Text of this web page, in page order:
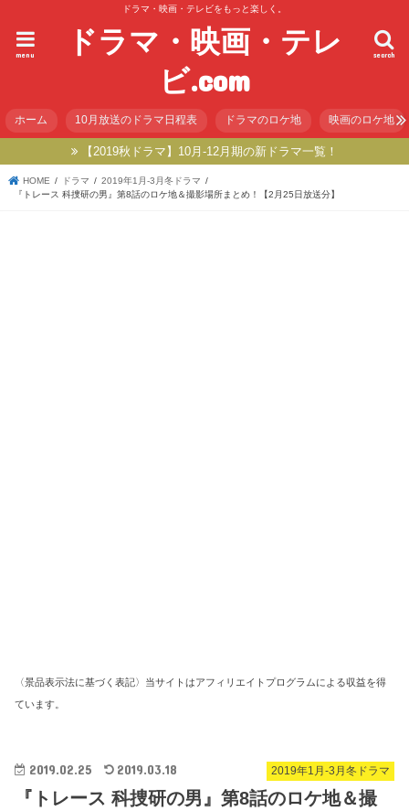
ドラマ・映画・テレビをもっと楽しく。
ドラマ・映画・テレ
ビ.com
search
menu
ホーム 10月放送のドラマ日程表 ドラマのロケ地 映画のロケ地
【2019秋ドラマ】10月-12月期の新ドラマ一覧！
HOME ドラマ
2019年1月-3月冬ドラマ
『トレース 科捜研の男』第8話のロケ地＆撮影場所まとめ！【2月25日放送分】
〈景品表示法に基づく表記〉当サイトはアフィリエイトプログラムによる収益を得
ています。
2019年1月-3月冬ドラマ
2019.02.25 2019.03.18
『トレース 科捜研の男』第8話のロケ地＆撮